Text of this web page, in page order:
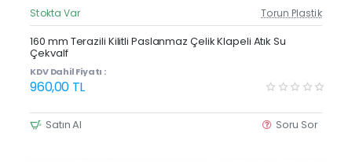
Güncel Fiyat
Stokta Var Torun Plastik
160 mm Terazili Kilitli Paslanmaz Çelik Klapeli Atık Su
Çekvalf
KDV Dahil Fiyatı :
960,00 TL
Satın Al Soru Sor